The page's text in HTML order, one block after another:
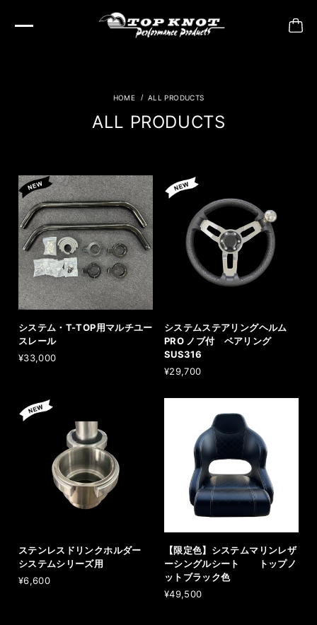
ALL PRODUCTS
ALL PRODUCTS
システム・T-TOP用マルチユー
スレール
¥33,000
システムステアリングヘルム
PRO ノブ付 ベアリング
SUS316
¥29,700
ステンレスドリンクホルダー
システムシリーズ用
¥6,600
【限定色】システムマリンレザ
ーシングルシート トップノ
ットブラック色
¥49,500